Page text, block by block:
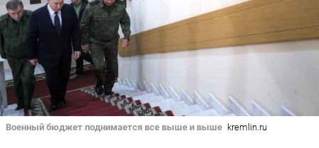
Военный бюджет поднимается все выше и выше kremlin.ru